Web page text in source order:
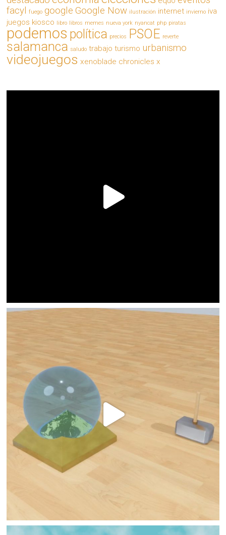
facyl
fuego google Google Now ilustración internet invierno iva
juegos kiosco libro libros memes nueva york nyancat php piratas
podemos política precios PSOE reverte
salamanca saludo trabajo turismo urbanismo
videojuegos xenoblade chronicles x